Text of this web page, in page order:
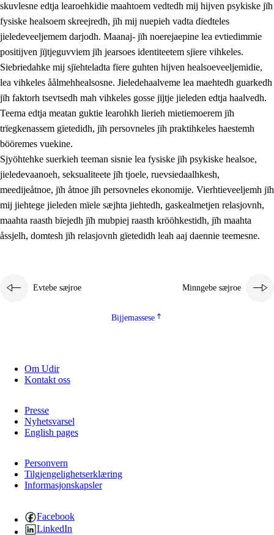
2. Lïeremen, evtiedimmien jïh skearkagimmien prinsihph
2.1 Sosijaale lïereme jïh evtiedimmie
2.2 Maahtoe faagine
2.3 Vihkeles tjiehpiesvoeth
2.4 Lïeredh lïeredh
Dåaresthfaageles teemah
2.5.2 Demokratije jïh meatanårrojevoete
Monnehke evtiedimmie
skuvlesne edtja learoehkidie maahtoem vedtedh mij hijven psykiske jïh
fysiske healsoem skreejredh, jïh mij nuepieh vadta dïedteles
jieledeveeljemem darjodh. Maanaj- jïh noerejaepine lea evtiedimmie
positijven jïjtjeguvviem jïh jearsoes identiteetem sjïere vihkeles.
Siebriedahke mij sjïehteladta fïere guhten hijven healsoeveeljemidie,
lea vihkeles åålmehhealsosne. Jieledehaalveme lea maehtedh guarkedh
jïh faktorh tsevtsedh mah vihkeles gosse jïjtje jieleden edtja haalvedh.
Teema edtja meatan guktie learohkh lierieh mietiemoerem jïh
trïegkenassem gïetedidh, jïh persovneles jïh praktihkeles haestemh
bööremes vuekine.
Sjyöhtehke suerkieh teeman sisnie lea fysiske jïh psykiske healsoe,
jieledevaanoeh, seksualiteete jïh tjoele, ruevsiedaalhkesh,
meedijeåtnoe, jïh åtnoe jïh persovneles ekonomije. Vierhtieveeljemh jïh
mij jiehtege jieleden mïele sæjhta jiehtedh, gaskealmetjen relasjovnh,
maahta raasth bïejedh jïh mubpiej raasth krööhkestidh, jïh maahta
åssjelh, domtesh jïh relasjovnh gïetedidh leah aaj daennie teemesne.
Evtebe sæjroe Minngebe sæjroe
Bijjemassese
Om Udir
Kontakt oss
Presse
Nyhetsvarsel
English pages
Personvern
Tilgjengelighetserklæring
Informasjonskapsler
Facebook
LinkedIn